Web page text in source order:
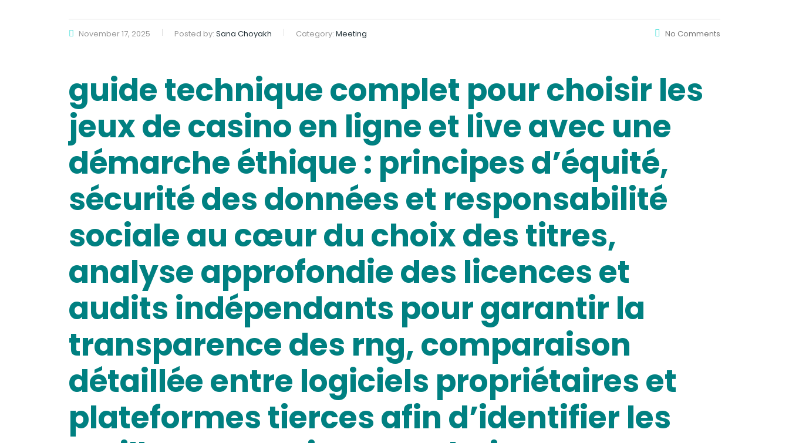
November 17, 2025 Posted by: Sana Choyakh Category: Meeting No Comments
guide technique complet pour choisir les
jeux de casino en ligne et live avec une
démarche éthique : principes d’équité,
sécurité des données et responsabilité
sociale au cœur du choix des titres,
analyse approfondie des licences et
audits indépendants pour garantir la
transparence des rng, comparaison
détaillée entre logiciels propriétaires et
plateformes tierces afin d’identifier les